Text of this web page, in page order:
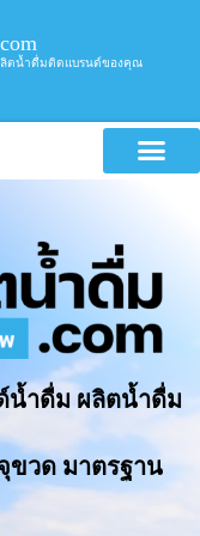
ลิตน้ำดื่มติดแบรนด์ของคุณ
น้ำดื่ม ผลิตน้ำดื่ม
วด มาตรฐาน